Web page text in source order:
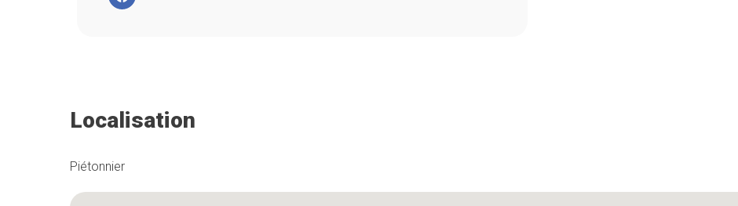
Localisation
Piétonnier